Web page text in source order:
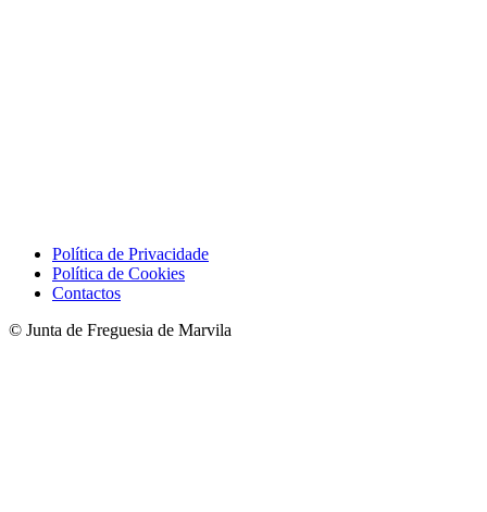
Política de Privacidade
Política de Cookies
Contactos
© Junta de Freguesia de Marvila